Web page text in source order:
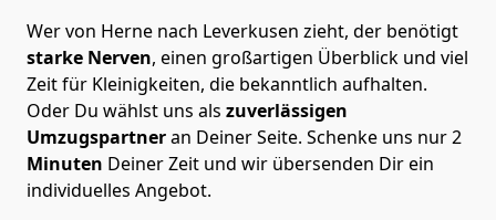
Wer von Herne nach Leverkusen zieht, der benötigt
starke Nerven, einen großartigen Überblick und viel
Zeit für Kleinigkeiten, die bekanntlich aufhalten.
Oder Du wählst uns als zuverlässigen
Umzugspartneran Deiner Seite. Schenke uns nur2
Minuten Deiner Zeit und wir übersenden Dir ein
individuelles Angebot.